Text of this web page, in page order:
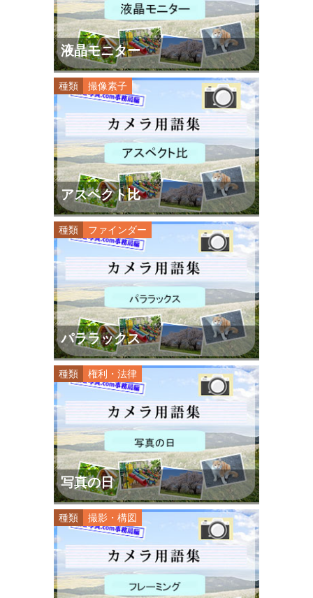
液晶モニター
種類 撮像素子
アスペクト比
種類 ファインダー
パララックス
種類 権利・法律
写真の日
種類 撮影・構図